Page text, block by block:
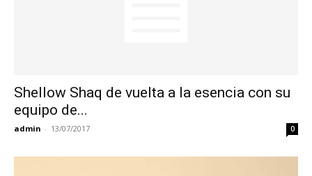
Shellow Shaq de vuelta a la esencia con su
equipo de...
admin - 13/07/2017 0